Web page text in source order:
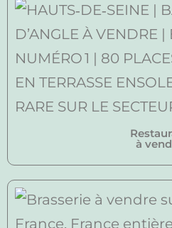
à